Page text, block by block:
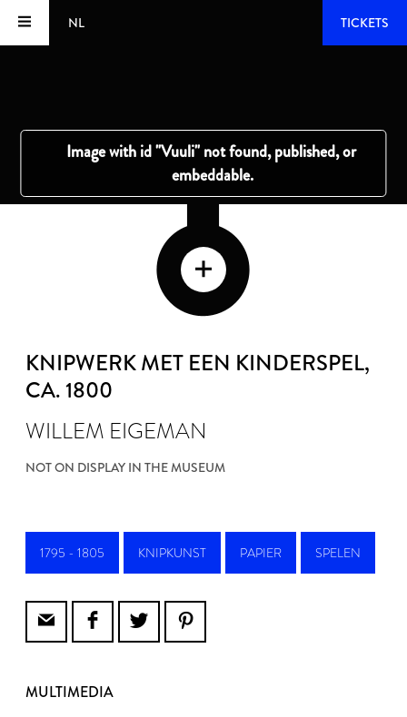
NL TICKETS
KNIPWERK MET EEN KINDERSPEL,
CA. 1800
WILLEM EIGEMAN
NOT ON DISPLAY IN THE MUSEUM
1795 - 1805 KNIPKUNST PAPIER SPELEN
MULTIMEDIA